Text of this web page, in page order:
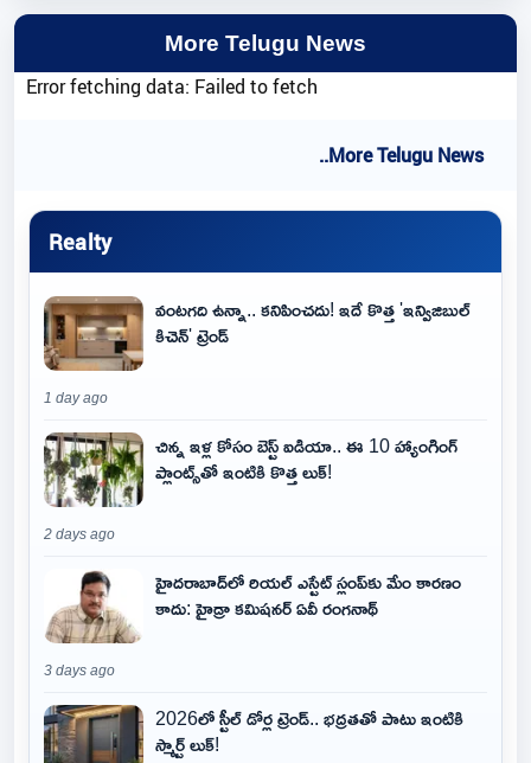
More Telugu News
Error fetching data: Failed to fetch
..More Telugu News
Realty
వంటగది ఉన్నా.. కనిపించదు! ఇదే కొత్త 'ఇన్విజిబుల్
కిచెన్' ట్రెండ్
1 day ago
చిన్న ఇళ్ల కోసం బెస్ట్ ఐడియా.. ఈ 10 హ్యాంగింగ్
ప్లాంట్స్‌తో ఇంటికి కొత్త లుక్!
2 days ago
హైదరాబాద్‌లో రియల్ ఎస్టేట్ స్లంప్‌కు మేం కారణం
కాదు: హైడ్రా కమిషనర్ ఏవీ రంగనాథ్
3 days ago
2026లో స్టీల్ డోర్ల ట్రెండ్.. భద్రతతో పాటు ఇంటికి
స్మార్ట్ లుక్!